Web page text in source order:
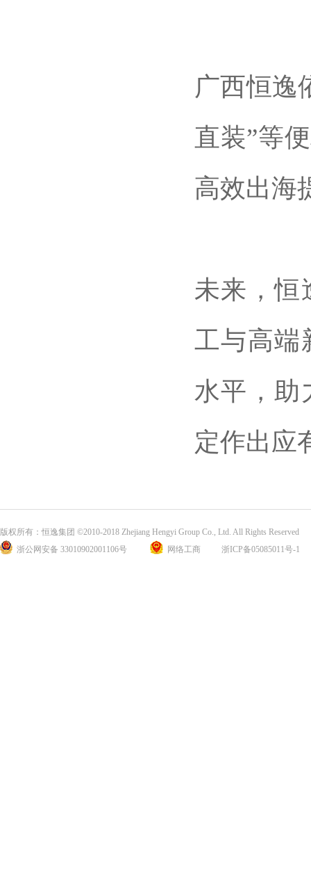
广西恒逸
直装”等
高效出海
未来，恒
工与高端
水平，助
定作出应
版权所有：恒逸集团 ©2010-2018 Zhejiang Hengyi Group Co., Ltd. All Rights Reserved
浙公网安备 33010902001106号
网络工商 浙ICP备05085011号-1